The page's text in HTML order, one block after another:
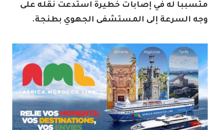
متسببا له في إصابات خطيرة استدعت نقله على
وجه السرعة إلى المستشفى الجهوي بطنجة.